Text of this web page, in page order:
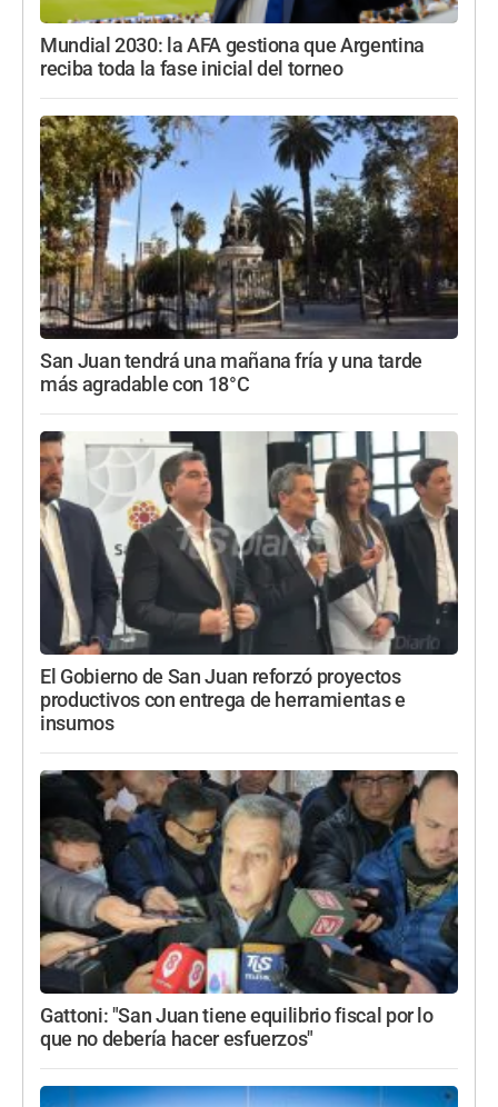
Mundial 2030: la AFA gestiona que Argentina
reciba toda la fase inicial del torneo
San Juan tendrá una mañana fría y una tarde
más agradable con 18°C
El Gobierno de San Juan reforzó proyectos
productivos con entrega de herramientas e
insumos
Gattoni: "San Juan tiene equilibrio fiscal por lo
que no debería hacer esfuerzos"